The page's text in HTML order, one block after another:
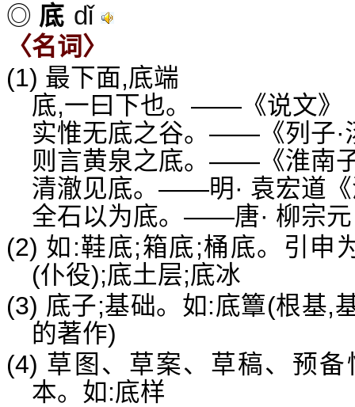
◎ 底 dǐ
〈名词〉
(1) 最下面,底端
底,一曰下也。——《说文》
实惟无底之谷。——《列子·
则言黄泉之底。——《淮南
清澈见底。——明· 袁宏道
全石以为底。——唐· 柳宗
(2) 如:鞋底;箱底;桶底。引申
(仆役);底土层;底冰
(3) 底子;基础。如:底簟(根基,
的著作)
(4) 草图、草案、草稿、预
本。如:底样